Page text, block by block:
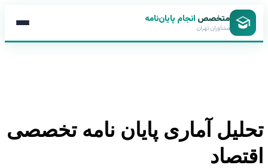
متخصصانجام پایان‌نامه
مشاوران تهران
آماری پایان نامه تخصصی